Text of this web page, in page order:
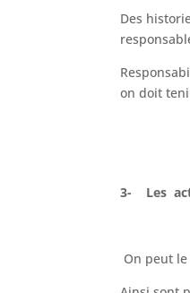
Des
on doit
3- Les
On peut